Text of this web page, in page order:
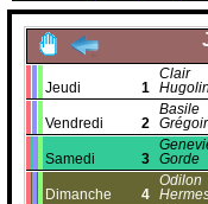
Jeudi 1
Clair
Hugolin
Vendredi 2
Basile
Samedi 3 Gorde
Dimanche 4
Odilon